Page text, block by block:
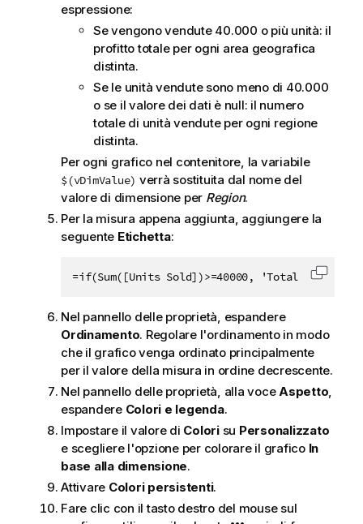
espressione:
Se vengono vendute 40.000 o più unità: il
profitto totale per ogni area geografica
distinta.
Se le unità vendute sono meno di 40.000
o se il valore dei dati è null: il numero
totale di unità vendute per ogni regione
distinta.
Per ogni grafico nel contenitore, la variabile
$(vDimValue) verrà sostituita dal nome del
valore di dimensione per Region.
Per la misura appena aggiunta, aggiungere la
seguente Etichetta:
=if(Sum([Units Sold])>=40000, 'Total Profit',
Copia
Nel pannello delle proprietà, espandere
Ordinamento. Regolare l'ordinamento in modo
che il grafico venga ordinato principalmente
per il valore della misura in ordine decrescente.
Nel pannello delle proprietà, alla voceAspetto,
espandere Colori e legenda.
Impostare il valore di Colorisu Personalizzato
e scegliere l'opzione per colorare il grafico In
base alla dimensione.
Attivare Colori persistenti.
Fare clic con il tasto destro del mouse sul